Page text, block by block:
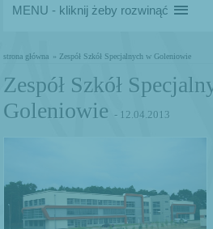
MENU - kliknij żeby rozwinąć
strona główna » Zespół Szkół Specjalnych w Goleniowie
Zespół Szkół
Goleniowie - 12.04.2013